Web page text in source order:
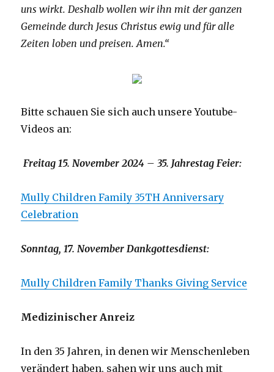
uns wirkt. Deshalb wollen wir ihn mit der ganzen
Gemeinde durch Jesus Christus ewig und für alle
Zeiten loben und preisen. Amen.“
Bitte schauen Sie sich auch unsere Youtube-
Videos an:
Freitag 15. November 2024 – 35. Jahrestag Feier:
Mully Children Family 35TH Anniversary
Celebration
Sonntag, 17. November Dankgottesdienst:
Mully Children Family Thanks Giving Service
Medizinischer Anreiz
In den 35 Jahren, in denen wir Menschenleben
verändert haben, sahen wir uns auch mit